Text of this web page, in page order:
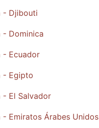
- Djibouti
Dominica
- Ecuador
- Egipto
El Salvador
Emiratos Árabes Unidos